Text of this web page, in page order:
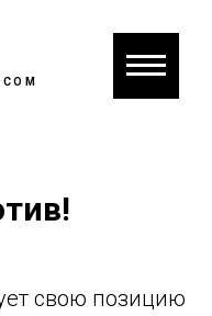
свою позицию